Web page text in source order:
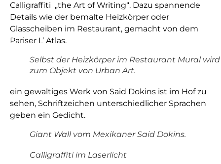
Calligraffiti „the Art of Writing“. Dazu spannende
Details wie der bemalte Heizkörper oder
Glasscheiben im Restaurant, gemacht von dem
Pariser L‘ Atlas.
Selbst der Heizkörper im Restaurant Mural wird
zum Objekt von Urban Art.
ein gewaltiges Werk von Said Dokins ist im Hof zu
sehen, Schriftzeichen unterschiedlicher Sprachen
geben ein Gedicht.
Giant Wall vom Mexikaner Said Dokins.
Calligraffiti im Laserlicht